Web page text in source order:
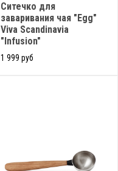
Cитечко для
заваривания чая "Egg"
Viva Scandinavia
"Infusion"
1 999 руб